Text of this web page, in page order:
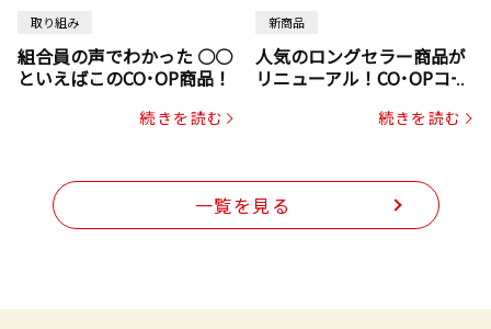
取り組み
組合員の声でわかった ○○
といえばこのCO･OP商品！
続きを読む
新商品
人気のロングセラー商品が
リニューアル！CO･OPコー
続きを読む
一覧を見る